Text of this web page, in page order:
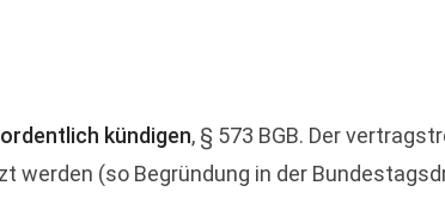
kündigen, § 573 BGB. Der
werden (so Begründung in der